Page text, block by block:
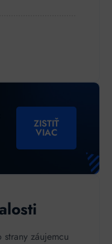
ZISTIŤ
VIAC
záujemcu